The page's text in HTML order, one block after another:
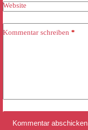
Website
Kommentar schreiben *
Kommentar abschicken